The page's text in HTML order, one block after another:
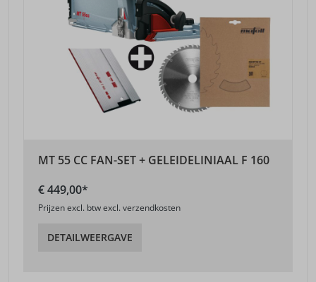
MT 55 CC FAN-SET + GELEIDELINIAAL F 160
€ 449,00*
Prijzen excl. btw excl. verzendkosten
DETAILWEERGAVE